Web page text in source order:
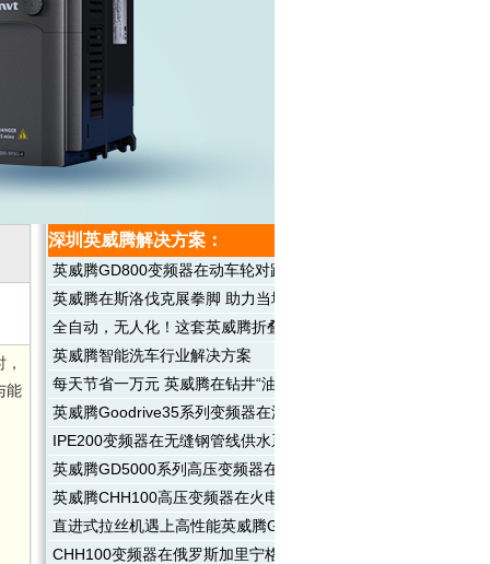
能
深圳英威腾解决方案：
英威腾GD800变频器在动车轮对跑合实验上的应用
英威腾在斯洛伐克展拳脚 助力当地供水行业节能增效
全自动，无人化！这套英威腾折叠盒方案值得了解
英威腾智能洗车行业解决方案
每天节省一万元 英威腾在钻井“油改电”体现碳中和
英威腾Goodrive35系列变频器在油田塔式抽油机上的应用
IPE200变频器在无缝钢管线供水系统上的应用
英威腾GD5000系列高压变频器在中电投某电厂引风机上的应用
英威腾CHH100高压变频器在火电厂引风机上的应用
直进式拉丝机遇上高性能英威腾Goodrive350，稳准快易！
CHH100变频器在俄罗斯加里宁格勒水厂的应用